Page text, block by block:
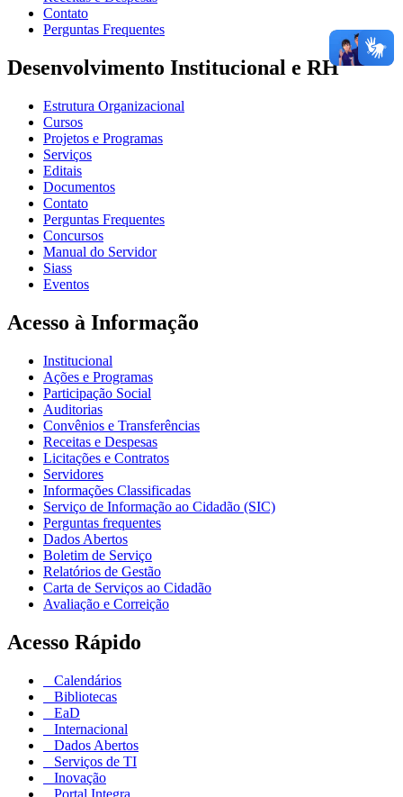
Contato
Perguntas Frequentes
Desenvolvimento Institucional e RH
Estrutura Organizacional
Cursos
Projetos e Programas
Serviços
Editais
Documentos
Contato
Perguntas Frequentes
Concursos
Manual do Servidor
Siass
Eventos
Acesso à Informação
Institucional
Ações e Programas
Participação Social
Auditorias
Convênios e Transferências
Receitas e Despesas
Licitações e Contratos
Servidores
Informações Classificadas
Serviço de Informação ao Cidadão (SIC)
Perguntas frequentes
Dados Abertos
Boletim de Serviço
Relatórios de Gestão
Carta de Serviços ao Cidadão
Avaliação e Correição
Acesso Rápido
Calendários
Bibliotecas
EaD
Internacional
Dados Abertos
Serviços de TI
Inovação
Portal Integra